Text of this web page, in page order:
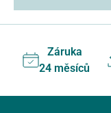
Záruka
24 měsíců